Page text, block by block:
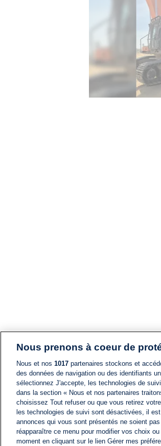
Nous prenons à coeur de
Nous et nos 1017 partenaires stockons et
des données de navigation ou des identifiants
sélectionnez J'accepte, les technologies de
dans la section « Nous et nos partenaires
choisissez Tout refuser ou que vous retirez
les technologies de suivi sont désactivées, il
annonces qui vous sont présentés ne soient
réapparaître ce menu pour modifier vos choix
moment en cliquant sur le lien Gérer mes